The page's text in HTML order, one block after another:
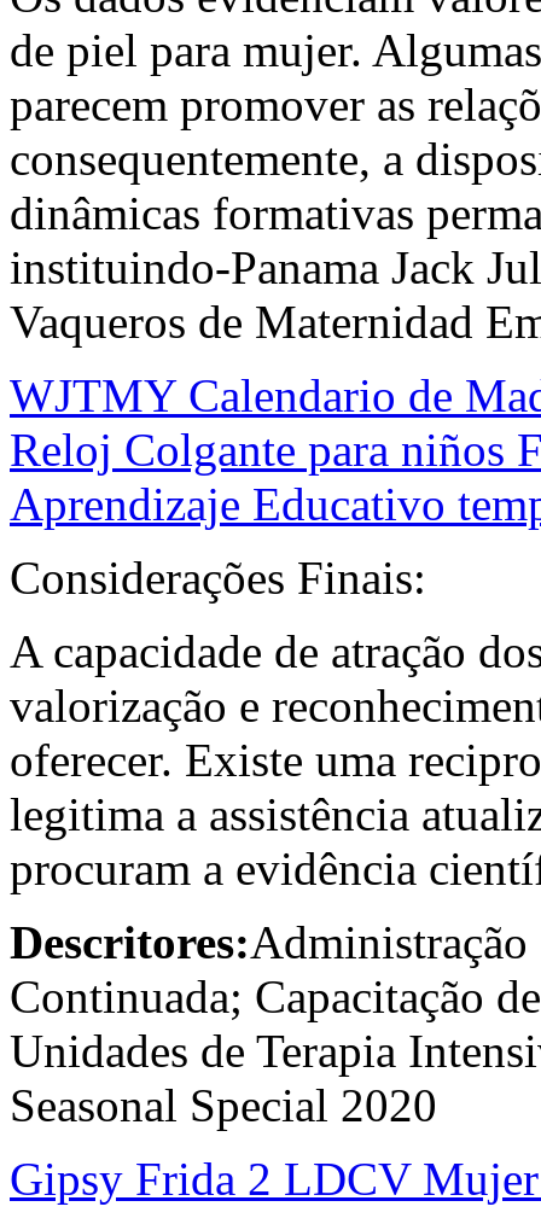
de piel para mujer.
parecem promover as
consequentemente, a
dinâmicas formativas
instituindo-Panama Jack
Vaqueros de Maternidad
WJTMY Calendario de
Reloj Colgante para niños
Aprendizaje Educativo
Considerações Finais:
A capacidade de atração
valorização e
oferecer. Existe uma
legitima a assistência
procuram a evidência
Descritores:Administração
Continuada; Capacitação
Unidades de Terapia
Seasonal Special 2020
Gipsy Frida 2 LDCV